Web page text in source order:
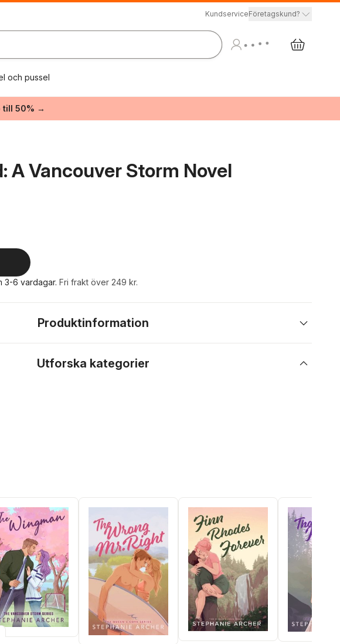
KundserviceFöretagskund?
och pussel
till 50% →
A Vancouver Storm Novel
3-6 vardagar. Fri frakt över 249 kr.
Produktinformation
Utforska kategorier